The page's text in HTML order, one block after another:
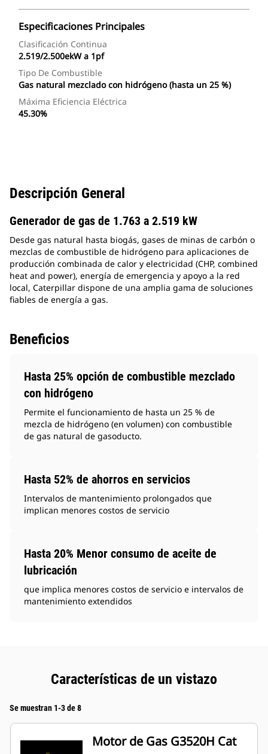
Especificaciones Principales
Clasificación Continua
2.519/2.500ekW a 1pf
Tipo De Combustible
Gas natural mezclado con hidrógeno (hasta un 25 %)
Máxima Eficiencia Eléctrica
45.30%
Descripción General
Generador de gas de 1.763 a 2.519 kW
Desde gas natural hasta biogás, gases de minas de carbón o
mezclas de combustible de hidrógeno para aplicaciones de
producción combinada de calor y electricidad (CHP, combined
heat and power), energía de emergencia y apoyo a la red
local, Caterpillar dispone de una amplia gama de soluciones
fiables de energía a gas.
Beneficios
Hasta 25% opción de combustible mezclado
con hidrógeno
Permite el funcionamiento de hasta un 25 % de
mezcla de hidrógeno (en volumen) con combustible
de gas natural de gasoducto.
Hasta 52% de ahorros en servicios
Intervalos de mantenimiento prolongados que
implican menores costos de servicio
Hasta 20% Menor consumo de aceite de
lubricación
que implica menores costos de servicio e intervalos de
mantenimiento extendidos
Características de un vistazo
Se muestran 1-3 de 8
Motor de Gas G3520H Cat